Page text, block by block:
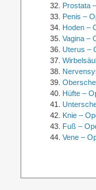
Prostata
Penis –
Hoden –
Vagina –
Uterus –
Hüfte –
Knie –
Fuß –
Vene –